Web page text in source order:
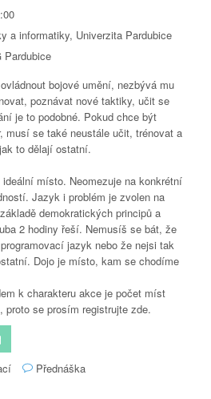
a informatiky, Univerzita Pardubice
Pardubice
bojové umění, nezbývá mu
poznávat nové taktiky, učit se
je to podobné. Pokud chce být
musí se také neustále učit, trénovat a
to dělají ostatní.
místo. Neomezuje na konkrétní
Jazyk i problém je zvolen na
demokratických principů a
2 hodiny řeší. Nemusíš se bát, že
jazyk nebo že nejsi tak
Dojo je místo, kam se chodíme
k charakteru akce je počet míst
se prosím registrujte zde.
Přednáška